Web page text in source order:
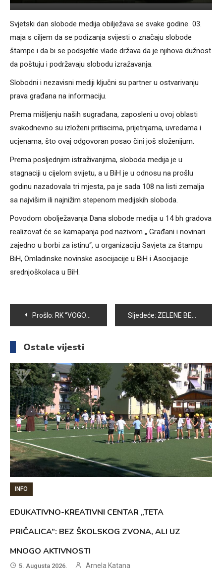
Svjetski dan slobode medija obilježava se svake godine 03.
maja s ciljem da se podizanja svijesti o značaju slobode
štampe i da bi se podsjetile vlade država da je njihova dužnost
da poštuju i podržavaju slobodu izražavanja.
Slobodni i nezavisni mediji ključni su partner u ostvarivanju
prava građana na informaciju.
Prema mišljenju naših sugrađana, zaposleni u ovoj oblasti
svakodnevno su izloženi pritiscima, prijetnjama, uvredama i
ucjenama, što ovaj odgovoran posao čini još složenijum.
Prema posljednjim istraživanjima, sloboda medija je u
stagnaciji u cijelom svijetu, a u BiH je u odnosu na prošlu
godinu nazadovala tri mjesta, pa je sada 108 na listi zemalja
sa najvišim ili najnižim stepenom medijskih sloboda.
Povodom obolježavanja Dana slobode medija u 14 bh gradova
realizovat će se kamapanja pod nazivom „ Građani i novinari
zajedno u borbi za istinu“, u organizaciju Savjeta za štampu
BiH, Omladinske novinske asocijacije u BiH i Asocijacije
srednjoškolaca u BiH.
Navigacija
članaka
Prošlo: RK “VOGOŠĆA POLJINE HILLS 2” SLAVIO PROTIV RK “MEĐUGORJE”, FK UNIS BOLJI OD OMLADINCA Sljedeće: ZELENE BERETKE ODALE POČAST POGINULIM SABORCIMA I GRAĐANIMA SARAJEVA
Ostale vijesti
INFO
EDUKATIVNO-KREATIVNI CENTAR „TETA
PRIČALICA”: BEZ ŠKOLSKOG ZVONA, ALI UZ
MNOGO AKTIVNOSTI
5. Augusta 2026. Arnela Katana